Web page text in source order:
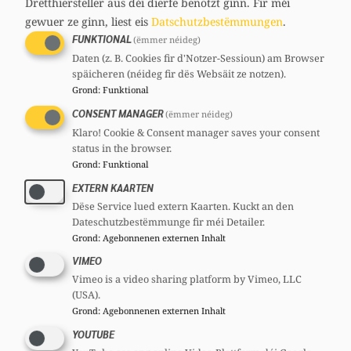
Eric KIEFFER
Member, 21 Joer
Comitéen
CSV
gewuer ze ginn, liest eis Datschutzbestëmmungen.
FUNKTIONAL(ëmmer néideg)
Daten (z. B. Cookies fir d'Notzer-Sessioun) am Browser
späicheren (néideg fir dës Websäit ze notzen).
Grond: Funktional
CONSENT MANAGER(ëmmer néideg)
Klaro! Cookie & Consent manager saves your consent
status in the browser.
Grond: Funktional
EXTERN KAARTEN
Dëse Service lued extern Kaarten. Kuckt an den
Dateschutzbestëmmunge fir méi Detailer.
Grond: Agebonnenen externen Inhalt
VIMEO
Vimeo is a video sharing platform by Vimeo, LLC
(USA).
Grond: Agebonnenen externen Inhalt
YOUTUBE